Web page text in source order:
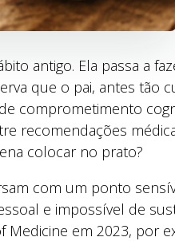
antigo. Ela passa a
que o pai, antes tão
comprometimento
recomendações
colocar no prato?
com um ponto
e impossível de
Medicine em 2023, por